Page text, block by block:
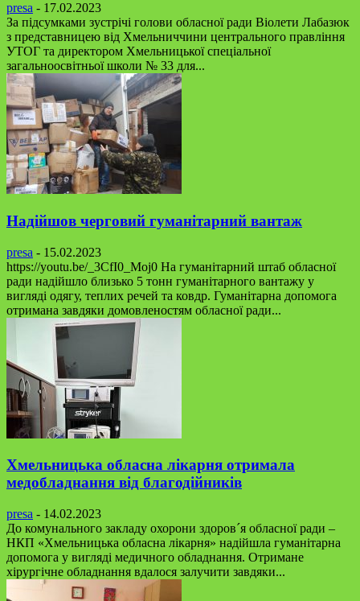
presa - 17.02.2023
За підсумками зустрічі голови обласної ради Віолети Лабазюк
з представницею від Хмельниччини центрального правління
УТОГ та директором Хмельницької спеціальної
загальноосвітньої школи № 33 для...
Надійшов черговий гуманітарний вантаж
presa - 15.02.2023
https://youtu.be/_3CfI0_Moj0 На гуманітарний штаб обласної
ради надійшло близько 5 тонн гуманітарного вантажу у
вигляді одягу, теплих речей та ковдр. Гуманітарна допомога
отримана завдяки домовленостям обласної ради...
Хмельницька обласна лікарня отримала
медобладнання від благодійників
presa - 14.02.2023
До комунального закладу охорони здоров´я обласної ради –
НКП «Хмельницька обласна лікарня» надійшла гуманітарна
допомога у вигляді медичного обладнання. Отримане
хірургічне обладнання вдалося залучити завдяки...